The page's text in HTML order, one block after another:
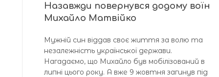
Назавжди повернувся додому воїн
Михайло Матвійко
Мужній син віддав своє життя за волю та
незалежність української держави.
Нагадаємо, що Михайло був мобілізований в
липні цього року. А вже 9 жовтня загинув під